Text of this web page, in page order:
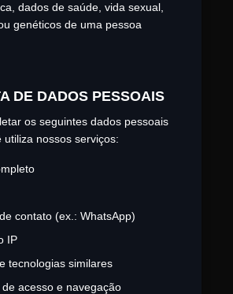
dados de saúde, vida sexual,
genéticos de uma pessoa
DE DADOS PESSOAIS
os seguintes dados pessoais
utiliza nossos serviços:
contato (ex.: WhatsApp)
IP
tecnologias similares
de acesso e navegação